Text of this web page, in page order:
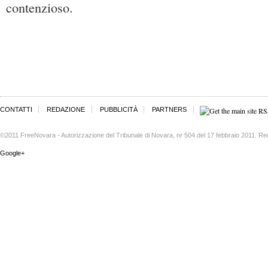
contenzioso.
CONTATTI REDAZIONE PUBBLICITÀ PARTNERS
©2011 FreeNovara - Autorizzazione del Tribunale di Novara, nr 504 del 17 febbraio 2011.
Google+